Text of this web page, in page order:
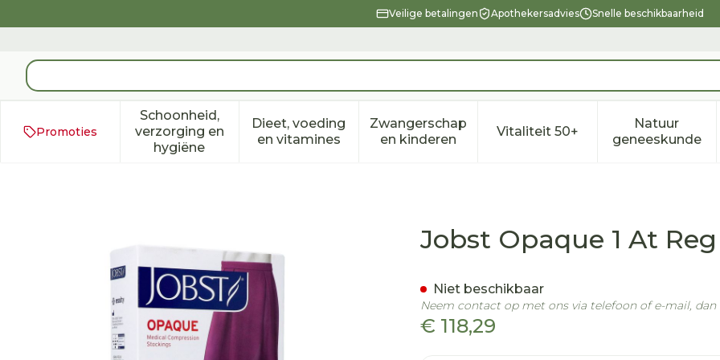
Veilige betalingen Apothekersadvies Snelle beschikbaarheid
Product, merk, categorie...
Promoties
Schoonheid,
verzorging en
hygiëne
Toon submenu voor Schoonheid, verzorging en hygiëne categorie
Dieet, voeding
en vitaminesToon submenu voor Dieet, voeding en vitamines categorie
Zwangerschap
en kinderenToon submenu voor Zwangerschap en
Vitaliteit 50+Toon submenu voor
Natuur
geneeskunde
Toon
Jobst Opaque 1 At Reg Bla Ii PieceJobst Opaque 1 At
€ 118,29
Niet beschikbaar
Neem contact op met ons via telefoon of e-mail,